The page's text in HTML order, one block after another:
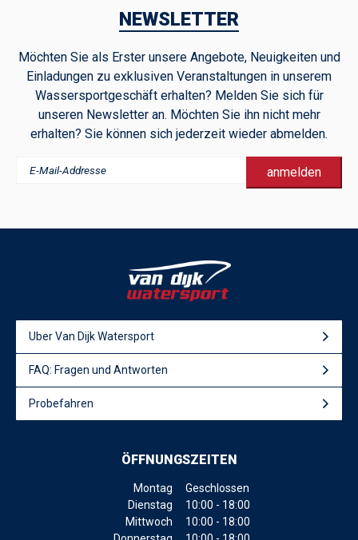
NEWSLETTER
Möchten Sie als Erster unsere Angebote, Neuigkeiten und
Einladungen zu exklusiven Veranstaltungen in unserem
Wassersportgeschäft erhalten? Melden Sie sich für
unseren Newsletter an. Möchten Sie ihn nicht mehr
erhalten? Sie können sich jederzeit wieder abmelden.
Uber Van Dijk Watersport
FAQ: Fragen und Antworten
Probefahren
ÖFFNUNGSZEITEN
Montag
Geschlossen
Dienstag
10:00 - 18:00
Mittwoch
10:00 - 18:00